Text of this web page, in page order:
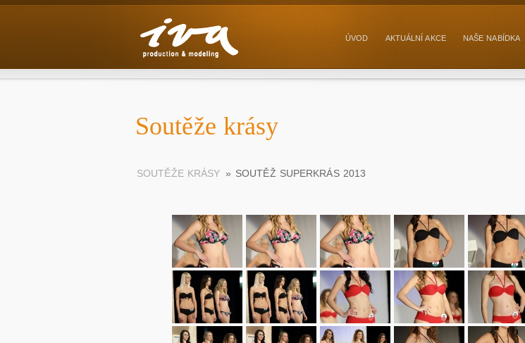
ÚVOD AKTUÁLNÍ AKCE NAŠE NABÍDKA
Soutěže krásy
SOUTĚŽE KRÁSY » SOUTĚŽ SUPERKRÁS 2013